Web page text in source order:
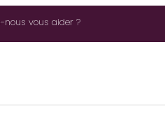
nous vous aider ?